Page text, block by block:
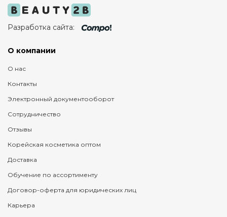
Разработка сайта:
О компании
О нас
Контакты
Электронный документооборот
Сотрудничество
Отзывы
Корейская косметика оптом
Доставка
Обучение по ассортименту
Договор-оферта для юридических лиц
Карьера